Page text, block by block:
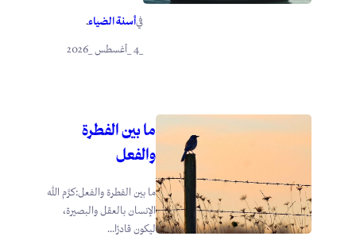
فيأسنة الضياء.
_4 _أغسطس _2026
ما بين الفطرة
والفعل
ما بين الفطرة والفعل:كرَّم الله
الإنسان بالعقل والبصيرة،
ليكون قادرًا...